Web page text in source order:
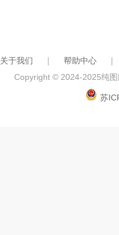
关于我们 ｜ 帮助中心
｜
Copyright © 2024-2025纯
苏